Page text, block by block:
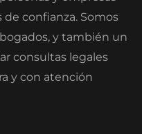
confianza. Somos
y también un
consultas legales
y con atención